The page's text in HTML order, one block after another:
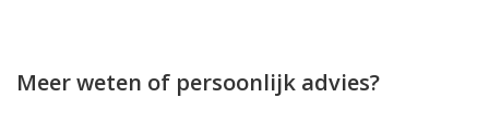
Meer weten of persoonlijk advies?